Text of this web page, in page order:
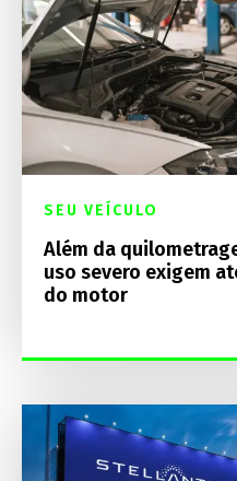
SEU VEÍCULO
Além da
uso severo exigem
do motor